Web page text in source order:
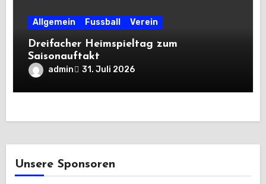
Allgemein Fussball Verein
Dreifacher Heimspieltag zum
Saisonauftakt
admin 31. Juli 2026
Unsere Sponsoren